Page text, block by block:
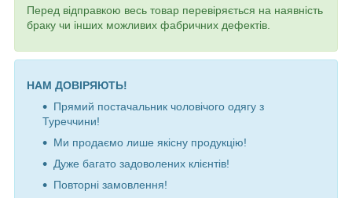
Перед відправкою весь товар перевіряється на наявність
браку чи інших можливих фабричних дефектів.
НАМ ДОВІРЯЮТЬ!
Прямий постачальник чоловічого одягу з
Туреччини!
Ми продаємо лише якісну продукцію!
Дуже багато задоволених клієнтів!
Повторні замовлення!